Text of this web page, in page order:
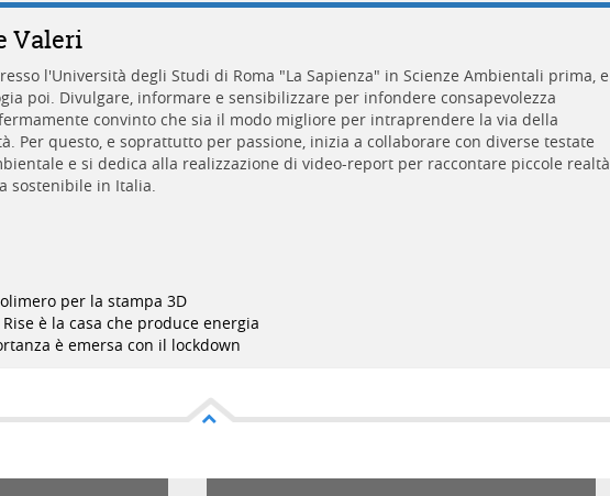
Valeri
l'Università degli Studi di Roma "La Sapienza" in Scienze Ambientali prima, e
poi. Divulgare, informare e sensibilizzare per infondere consapevolezza
convinto che sia il modo migliore per intraprendere la via della
Per questo, e soprattutto per passione, inizia a collaborare con diverse testate
e si dedica alla realizzazione di video-report per raccontare piccole realtà
sostenibile in Italia.
per la stampa 3D
è la casa che produce energia
è emersa con il lockdown